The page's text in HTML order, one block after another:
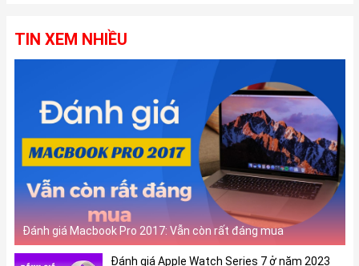
TIN XEM NHIỀU
Đánh giá Macbook Pro 2017: Vẫn còn rất đáng mua
Đánh giá Apple Watch Series 7 ở năm 2023